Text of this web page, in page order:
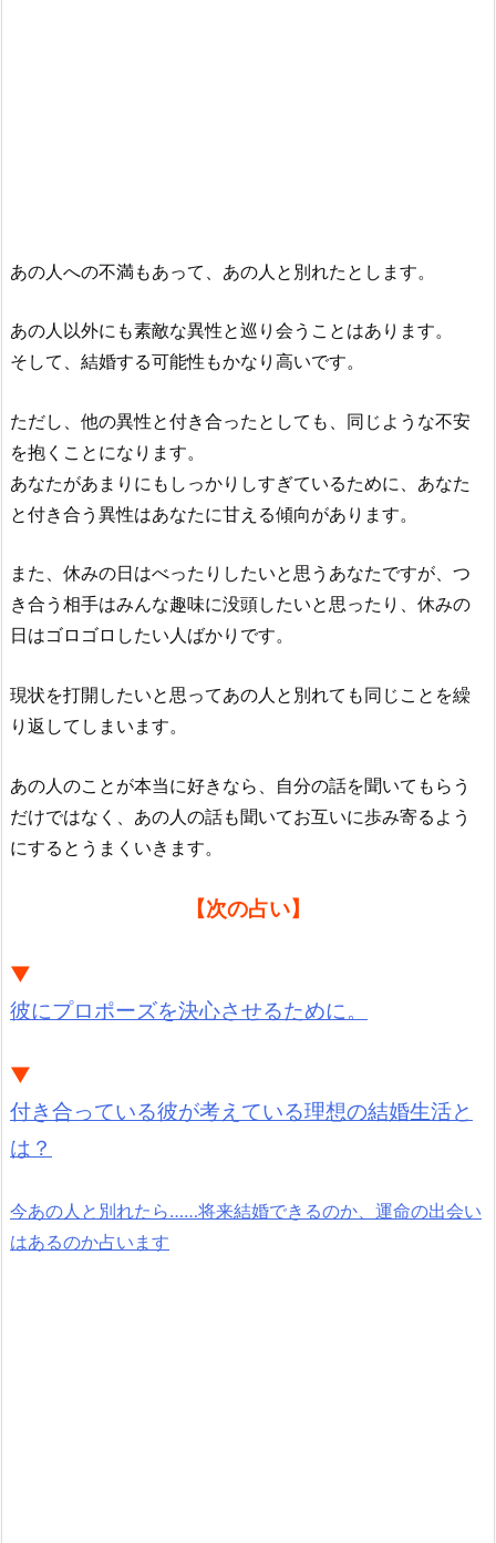
あの人への不満もあって、あの人と別れたとします。
あの人以外にも素敵な異性と巡り会うことはあります。
そして、結婚する可能性もかなり高いです。
ただし、他の異性と付き合ったとしても、同じような不安
を抱くことになります。
あなたがあまりにもしっかりしすぎているために、あなた
と付き合う異性はあなたに甘える傾向があります。
また、休みの日はべったりしたいと思うあなたですが、つ
き合う相手はみんな趣味に没頭したいと思ったり、休みの
日はゴロゴロしたい人ばかりです。
現状を打開したいと思ってあの人と別れても同じことを繰
り返してしまいます。
あの人のことが本当に好きなら、自分の話を聞いてもらう
だけではなく、あの人の話も聞いてお互いに歩み寄るよう
にするとうまくいきます。
【次の占い】
▼
彼にプロポーズを決心させるために。
▼
付き合っている彼が考えている理想の結婚生活と
は？
今あの人と別れたら……将来結婚できるのか、運命の出会い
はあるのか占います